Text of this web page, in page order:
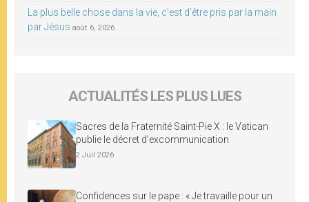
La plus belle chose dans la vie, c’est d’être pris par la main
par Jésus août 6, 2026
ACTUALITÉS LES PLUS LUES
Sacres de la Fraternité Saint-Pie X : le Vatican
publie le décret d’excommunication
2 Juil 2026
Confidences sur le pape : « Je travaille pour un